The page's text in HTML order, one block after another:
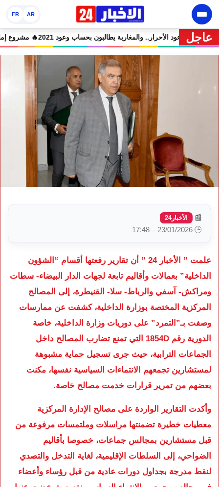
AR
FR
عاجلفي حالة سراح 🔥 شوكي يعيد وعود الأحرار.. والمغاربة يطالبون بحساب
📰 الأخبار24
🕒 23/01/2026 – 17:48
علمت ” الأخبار 24 ” أن تقارير رفعتها أقسام “الشؤون
الداخلية” بعمالات وأقاليم تابعة لجهات الدار البيضاء- سطات
ومراكش- آسفي والرباط- سلا- القنيطرة، إلى المصالح
المركزية المختصة بوزارة الداخلية، كشفت عن ممارسات
وصفت بـ”التمرد” على دوريات وزارة الداخلية، خاصة
الدورية رقم 1854D التي تمنع تضارب المصالح داخل
الجماعات الترابية، حيث جرى تسجيل حماية مشبوهة
لمستشارين تجمعهم الانتماءات السياسية نفسها، مكنت
بعضهم من تمرير قرارات خدمت مصالح خاصة.
وأكدت التقارير الواردة على مصالح الإدارة المركزية
معطيات خطيرة تضمنتها مراسلات وملتمسات مرفوعة من
قبل مستشارين بمجالس جماعات، خصوصا بأقاليم
الضواحي، إلى السلطات الإقليمية، لغاية التدخل والتصدي
لنقط مدرجة بجداول دورات عادية من قبل رؤساء وأعضاء